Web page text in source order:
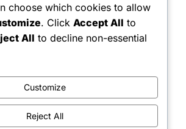
triky, neúmyslné mechaniky
klíčů: Efektivní využití, Časování,
bonusy, Tipy na použití,
choose which cookies to allow
. Click Accept All to
All to decline non-essential
Customize
Reject All